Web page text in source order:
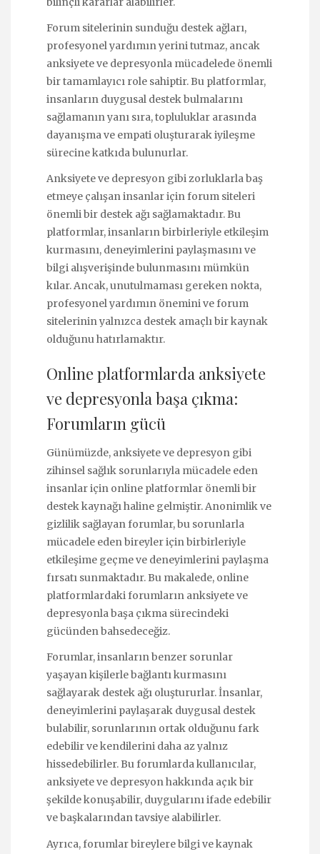
Forum sitelerinin sunduğu destek ağları,
profesyonel yardımın yerini tutmaz, ancak
anksiyete ve depresyonla mücadelede önemli
bir tamamlayıcı role sahiptir. Bu platformlar,
insanların duygusal destek bulmalarını
sağlamanın yanı sıra, topluluklar arasında
dayanışma ve empati oluşturarak iyileşme
sürecine katkıda bulunurlar.
Anksiyete ve depresyon gibi zorluklarla baş
etmeye çalışan insanlar için forum siteleri
önemli bir destek ağı sağlamaktadır. Bu
platformlar, insanların birbirleriyle etkileşim
kurmasını, deneyimlerini paylaşmasını ve
bilgi alışverişinde bulunmasını mümkün
kılar. Ancak, unutulmaması gereken nokta,
profesyonel yardımın önemini ve forum
sitelerinin yalnızca destek amaçlı bir kaynak
olduğunu hatırlamaktır.
Online platformlarda anksiyete
ve depresyonla başa çıkma:
Forumların gücü
Günümüzde, anksiyete ve depresyon gibi
zihinsel sağlık sorunlarıyla mücadele eden
insanlar için online platformlar önemli bir
destek kaynağı haline gelmiştir. Anonimlik ve
gizlilik sağlayan forumlar, bu sorunlarla
mücadele eden bireyler için birbirleriyle
etkileşime geçme ve deneyimlerini paylaşma
fırsatı sunmaktadır. Bu makalede, online
platformlardaki forumların anksiyete ve
depresyonla başa çıkma sürecindeki
gücünden bahsedeceğiz.
Forumlar, insanların benzer sorunlar
yaşayan kişilerle bağlantı kurmasını
sağlayarak destek ağı oluştururlar. İnsanlar,
deneyimlerini paylaşarak duygusal destek
bulabilir, sorunlarının ortak olduğunu fark
edebilir ve kendilerini daha az yalnız
hissedebilirler. Bu forumlarda kullanıcılar,
anksiyete ve depresyon hakkında açık bir
şekilde konuşabilir, duygularını ifade edebilir
ve başkalarından tavsiye alabilirler.
Ayrıca, forumlar bireylere bilgi ve kaynak